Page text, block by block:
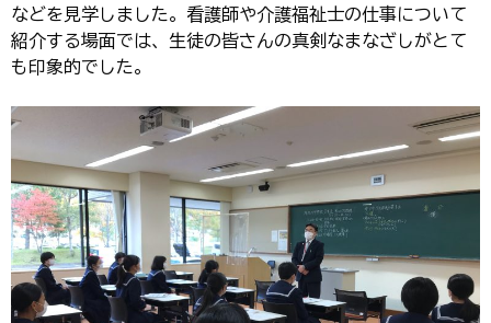
などを見学しました。看護師や介護福祉士の仕事について
紹介する場面では、生徒の皆さんの真剣なまなざしがとて
も印象的でした。